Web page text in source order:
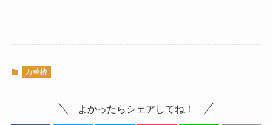
万華楼
よかったらシェアしてね！